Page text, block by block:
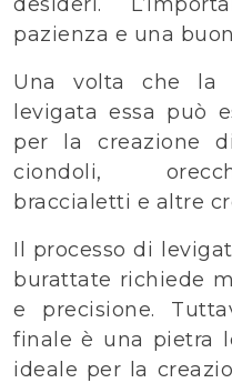
pazienza e una
Una volta che la
levigata essa può
per la creazione
ciondoli,
braccialetti e altre
Il processo di
burattate richiede
e precisione.
finale è una pietra
ideale per la